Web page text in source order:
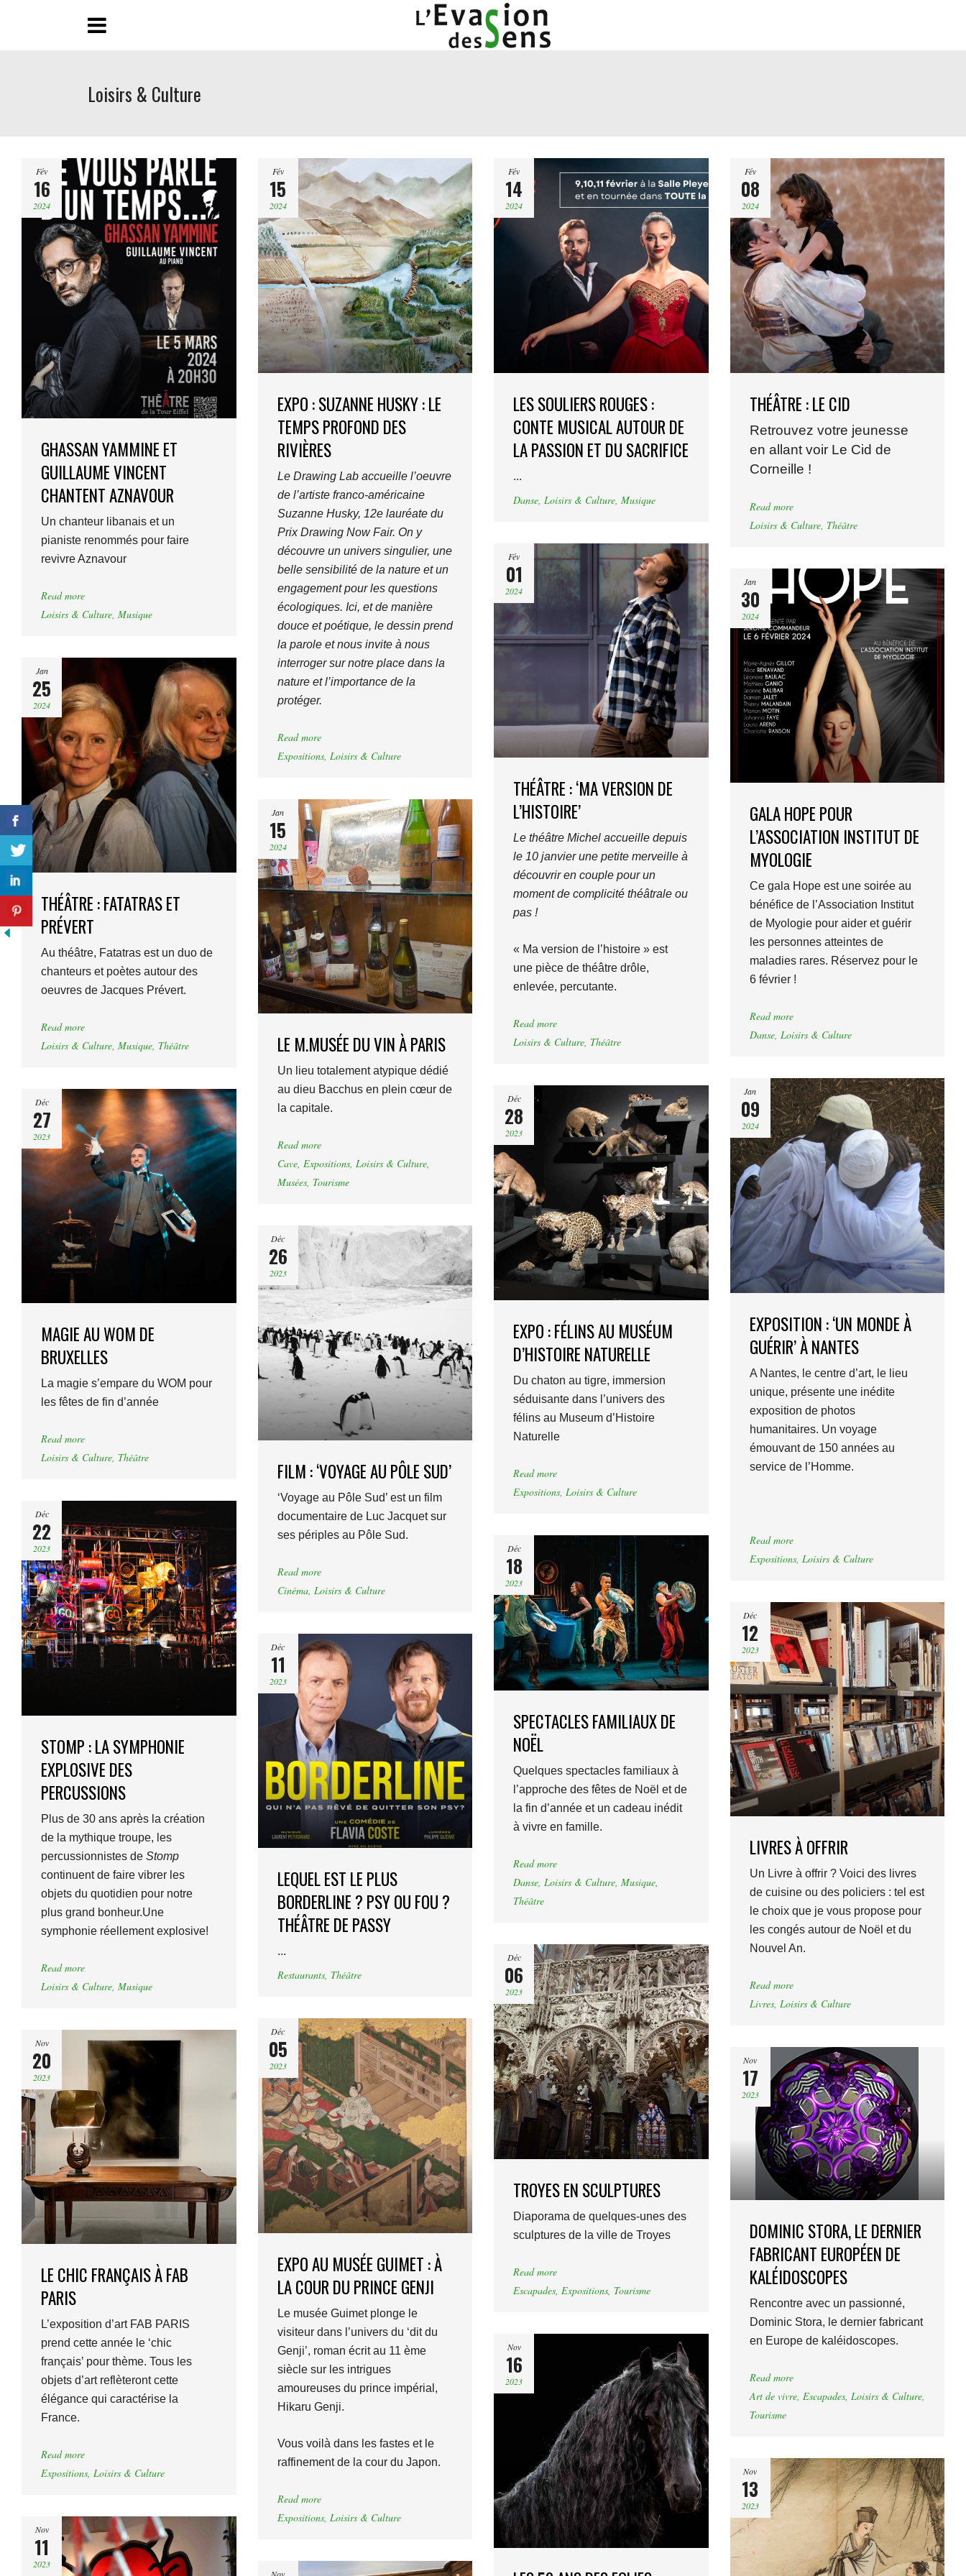
Loisirs & Culture
Fév
16
2024
GHASSAN YAMMINE ET
GUILLAUME VINCENT
CHANTENT AZNAVOUR
Un chanteur libanais et un
pianiste renommés pour faire
revivre Aznavour
Read more
Loisirs & Culture, Musique
Fév
15
2024
EXPO : SUZANNE HUSKY : LE
TEMPS PROFOND DES
RIVIÈRES
Le Drawing Lab accueille l’oeuvre
de l’artiste franco-américaine
Suzanne Husky, 12e lauréate du
Prix Drawing Now Fair. On y
découvre un univers singulier, une
belle sensibilité de la nature et un
engagement pour les questions
écologiques. Ici, et de manière
douce et poétique, le dessin prend
la parole et nous invite à nous
interroger sur notre place dans la
nature et l’importance de la
protéger.
Read more
Expositions, Loisirs & Culture
Fév
14
2024
LES SOULIERS ROUGES :
CONTE MUSICAL AUTOUR DE
LA PASSION ET DU SACRIFICE
...
Danse Loisirs & Culture Musique
Fév
08
2024
THÉÂTRE : LE CID
Retrouvez votre jeunesse
en allant voir Le Cid de
Corneille !
Read more
Loisirs & Culture, Théâtre
Fév
01
2024
THÉÂTRE : ‘MA VERSION DE
L’HISTOIRE’
Le théâtre Michel accueille depuis
le 10 janvier une petite merveille à
découvrir en couple pour un
moment de complicité théâtrale ou
pas !
« Ma version de l’histoire » est
une pièce de théâtre drôle,
enlevée, percutante.
Read more
Loisirs & Culture, Théâtre
Jan
30
2024
GALA HOPE POUR
L’ASSOCIATION INSTITUT DE
MYOLOGIE
Ce gala Hope est une soirée au
bénéfice de l’Association Institut
de Myologie pour aider et guérir
les personnes atteintes de
maladies rares. Réservez pour le
6 février !
Read more
Danse, Loisirs & Culture
Jan
25
2024
THÉÂTRE : FATATRAS ET
PRÉVERT
Au théâtre, Fatatras est un duo de
chanteurs et poètes autour des
oeuvres de Jacques Prévert.
Read more
Loisirs & Culture, Musique, Théâtre
Jan
15
2024
LE M.MUSÉE DU VIN À PARIS
Un lieu totalement atypique dédié
au dieu Bacchus en plein cœur de
la capitale.
Read more
Cave, Expositions, Loisirs & Culture,
Musées, Tourisme
Jan
09
2024
EXPOSITION : ‘UN MONDE À
GUÉRIR’ À NANTES
A Nantes, le centre d’art, le lieu
unique, présente une inédite
exposition de photos
humanitaires. Un voyage
émouvant de 150 années au
service de l’Homme.
Read more
Expositions, Loisirs & Culture
Déc
28
2023
EXPO : FÉLINS AU MUSÉUM
D’HISTOIRE NATURELLE
Du chaton au tigre, immersion
séduisante dans l’univers des
félins au Museum d’Histoire
Naturelle
Read more
Expositions Loisirs & Culture
Déc
27
2023
MAGIE AU WOM DE
BRUXELLES
La magie s’empare du WOM pour
les fêtes de fin d’année
Read more
Loisirs & Culture, Théâtre
Déc
26
2023
FILM : ‘VOYAGE AU PÔLE SUD’
‘Voyage au Pôle Sud’ est un film
documentaire de Luc Jacquet sur
ses périples au Pôle Sud.
Read more
Cinéma, Loisirs & Culture
Déc
22
2023
STOMP : LA SYMPHONIE
EXPLOSIVE DES
PERCUSSIONS
Plus de 30 ans après la création
de la mythique troupe, les
percussionnistes de Stomp
continuent de faire vibrer les
objets du quotidien pour notre
plus grand bonheur.Une
symphonie réellement explosive!
Read more
Loisirs & Culture, Musique
Déc
18
2023
SPECTACLES FAMILIAUX DE
NOËL
Quelques spectacles familiaux à
l’approche des fêtes de Noël et de
la fin d’année et un cadeau inédit
à vivre en famille.
Read more
Danse, Loisirs & Culture, Musique,
Théâtre
Déc
12
2023
LIVRES À OFFRIR
Un Livre à offrir ? Voici des livres
de cuisine ou des policiers : tel est
le choix que je vous propose pour
les congés autour de Noël et du
Nouvel An.
Read more
Livres, Loisirs & Culture
Déc
11
2023
LEQUEL EST LE PLUS
BORDERLINE ? PSY OU FOU ?
THÉÂTRE DE PASSY
...
Restaurants, Théâtre
Déc
06
2023
TROYES EN SCULPTURES
Diaporama de quelques-unes des
sculptures de la ville de Troyes
Read more
Escapades Expositions Tourisme
Déc
05
2023
EXPO AU MUSÉE GUIMET : À
LA COUR DU PRINCE GENJI
Le musée Guimet plonge le
visiteur dans l’univers du ‘dit du
Genji’, roman écrit au 11 ème
siècle sur les intrigues
amoureuses du prince impérial,
Hikaru Genji.
Vous voilà dans les fastes et le
raffinement de la cour du Japon.
Read more
Expositions, Loisirs & Culture
Nov
20
2023
LE CHIC FRANÇAIS À FAB
PARIS
L’exposition d’art FAB PARIS
prend cette année le ‘chic
français’ pour thème. Tous les
objets d’art reflèteront cette
élégance qui caractérise la
France.
Read more
Expositions, Loisirs & Culture
Nov
17
2023
DOMINIC STORA, LE DERNIER
FABRICANT EUROPÉEN DE
KALÉIDOSCOPES
Rencontre avec un passionné,
Dominic Stora, le dernier fabricant
en Europe de kaléidoscopes.
Read more
Art de vivre, Escapades, Loisirs & Culture,
Tourisme
Nov
16
2023
Nov
13
2023
Nov
11
2023
Nov